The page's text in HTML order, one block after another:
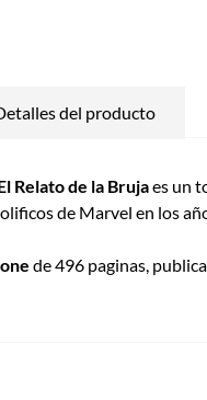
del producto
Relato de la Brujaes un
de Marvel en los
de 496 paginas,